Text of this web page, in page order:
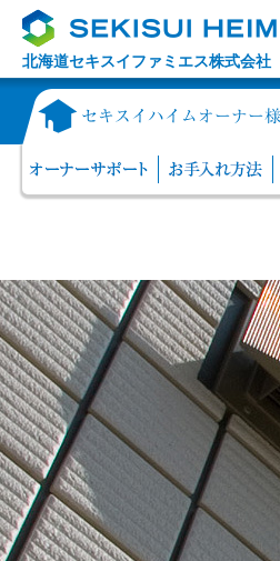
北海道セキスイファミエス株式会社